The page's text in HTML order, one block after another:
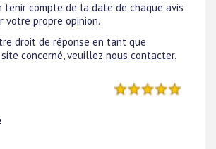
compte de la date de chaque avis
votre propre opinion.
droit de réponse en tant que
concerné, veuillez nous contacter.